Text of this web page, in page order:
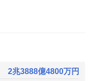
2兆3888億4800万円